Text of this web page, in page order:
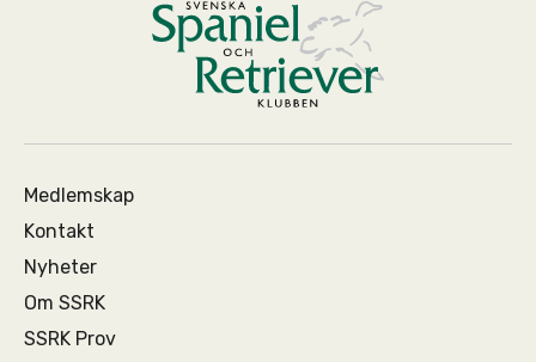
Medlemskap
Kontakt
Nyheter
Om SSRK
SSRK Prov